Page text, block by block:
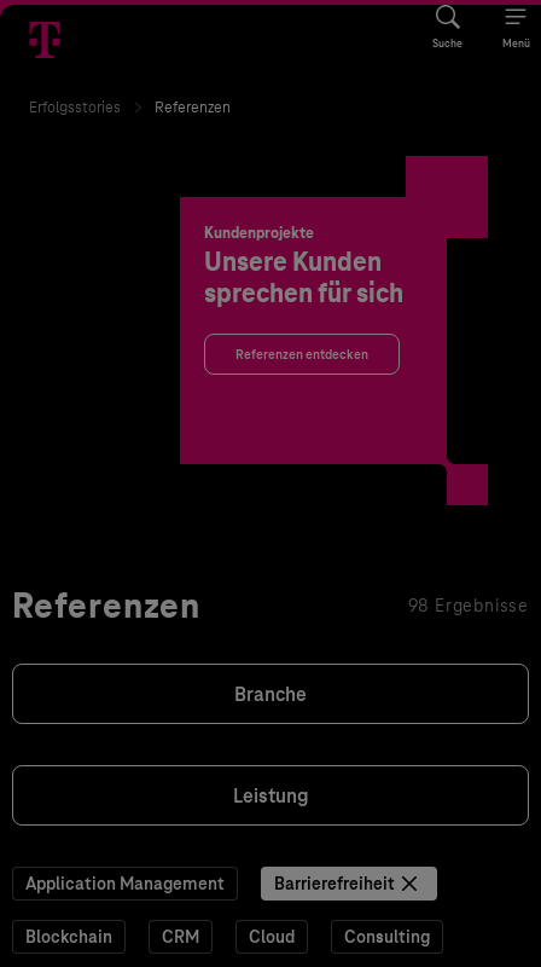
Suche Menü
Erfolgsstories Referenzen
Kundenprojekte
Unsere Kunden
sprechen für sich
Referenzen entdecken
Referenzen 98 Ergebnisse
Branche
Leistung
Application Management Barrierefreiheit
Blockchain CRM Cloud Consulting